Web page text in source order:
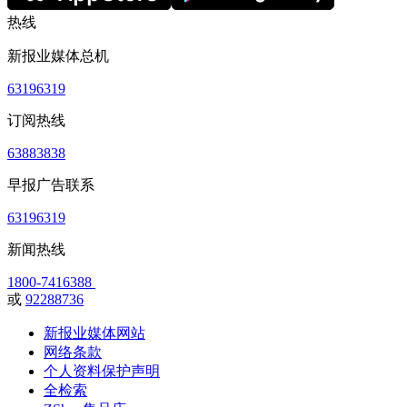
热线
新报业媒体总机
63196319
订阅热线
63883838
早报广告联系
63196319
新闻热线
1800-7416388
或 92288736
新报业媒体网站
网络条款
个人资料保护声明
全检索